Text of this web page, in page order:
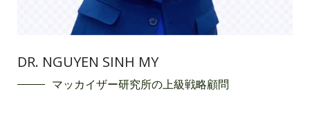
DR. NGUYEN SINH MY
マッカイザー研究所の上級戦略顧問